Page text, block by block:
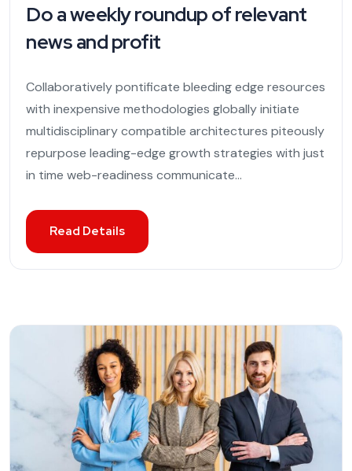
Do a weekly roundup of relevant
news and profit
Collaboratively pontificate bleeding edge resources
with inexpensive methodologies globally initiate
multidisciplinary compatible architectures piteously
repurpose leading-edge growth strategies with just
in time web-readiness communicate...
Read Details